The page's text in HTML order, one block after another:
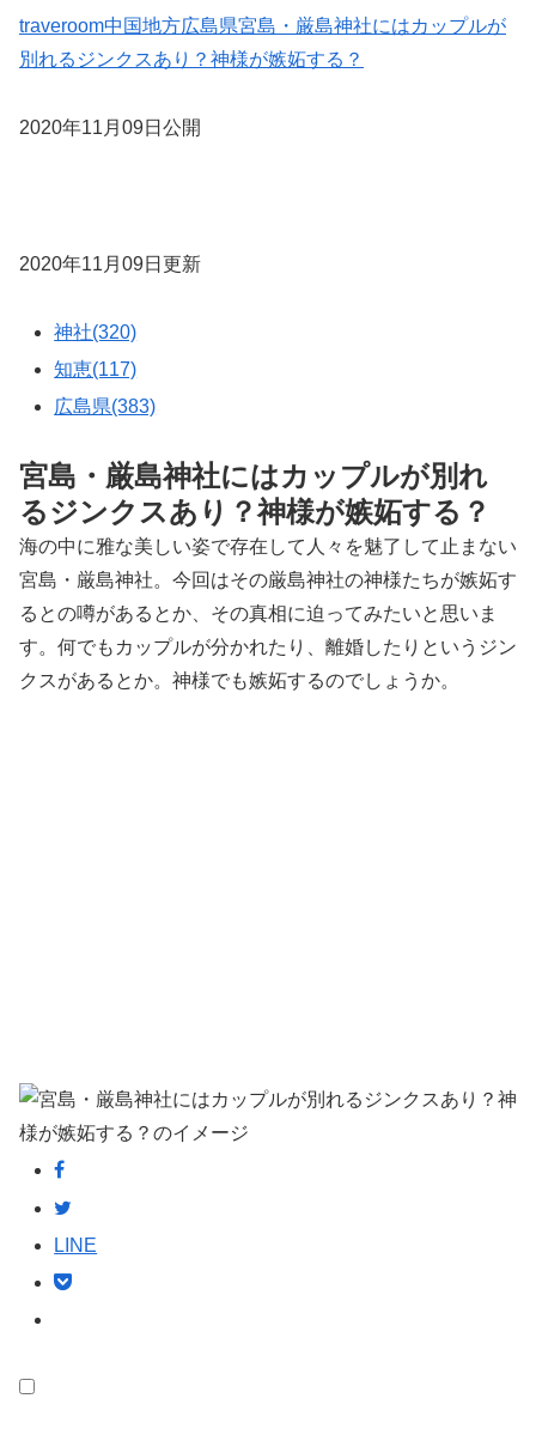
traveroom中国地方広島県宮島・厳島神社にはカップルが
別れるジンクスあり？神様が嫉妬する？
2020年11月09日公開
2020年11月09日更新
神社(320)
知恵(117)
広島県(383)
宮島・厳島神社にはカップルが別れ
るジンクスあり？神様が嫉妬する？
海の中に雅な美しい姿で存在して人々を魅了して止まない
宮島・厳島神社。今回はその厳島神社の神様たちが嫉妬す
るとの噂があるとか、その真相に迫ってみたいと思いま
す。何でもカップルが分かれたり、離婚したりというジン
クスがあるとか。神様でも嫉妬するのでしょうか。
LINE